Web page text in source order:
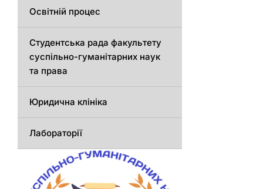
Освітній процес
Студентська рада факультету
суспільно-гуманітарних наук
та права
Юридична клініка
Лабораторії